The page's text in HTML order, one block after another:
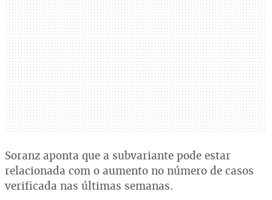
Soranz aponta que a subvariante pode estar
relacionada com o aumento no número de casos
verificada nas últimas semanas.